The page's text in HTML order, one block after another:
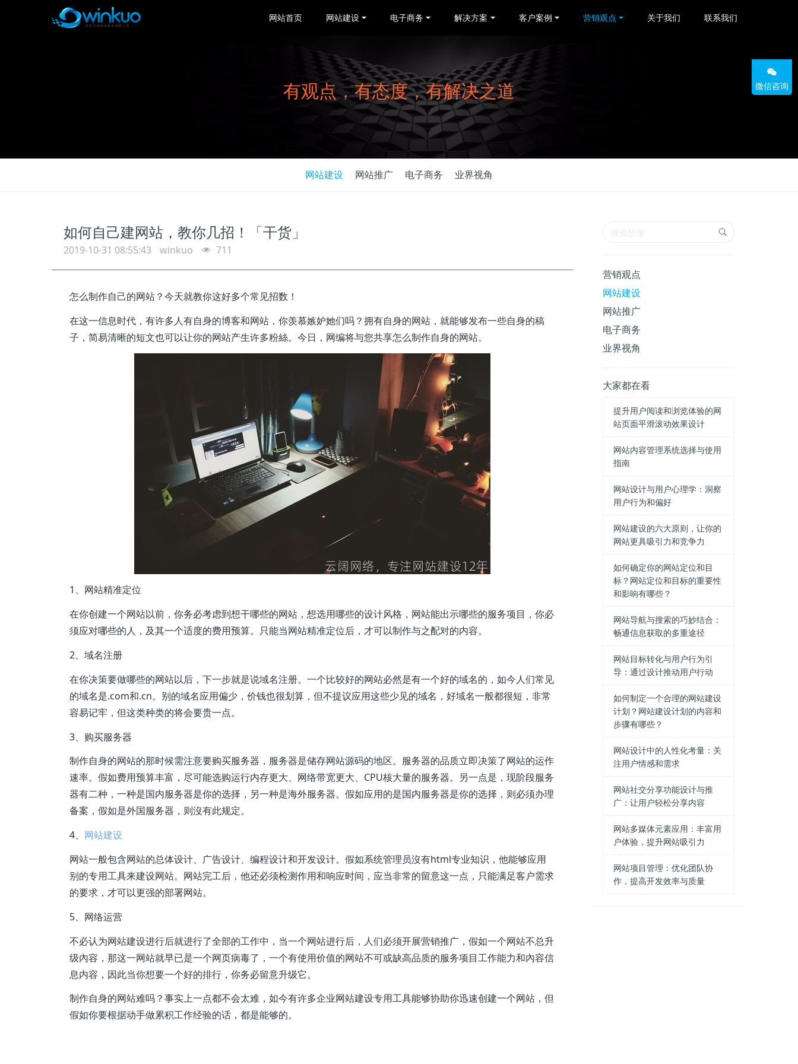
网站首页 网站建设 电子商务 解决方案 客户案例 营销观点 关于我们 联系我们
有观点，有态度，有解决之道
网站建设 网站推广 电子商务 业界视角
如何自己建网站，教你几招！「干货」
2019-10-31 08:55:43 winkuo 711
怎么制作自己的网站？今天就教你这好多个常见招数！
在这一信息时代，有许多人有自身的博客和网站，你羡慕嫉妒她们吗？拥有自身的网站，就能够发布一些自身的稿
子，简易清晰的短文也可以让你的网站产生许多粉絲。今日，网编将与您共享怎么制作自身的网站。
1、网站精准定位
在你创建一个网站以前，你务必考虑到想干哪些的网站，想选用哪些的设计风格，网站能出示哪些的服务项目，你必
须应对哪些的人，及其一个适度的费用预算。只能当网站精准定位后，才可以制作与之配对的内容。
2、域名注册
在你决策要做哪些的网站以后，下一步就是说域名注册。一个比较好的网站必然是有一个好的域名的，如今人们常见
的域名是.com和.cn。别的域名应用偏少，价钱也很划算，但不提议应用这些少见的域名，好域名一般都很短，非常
容易记牢，但这类种类的将会要贵一点。
3、购买服务器
制作自身的网站的那时候需注意要购买服务器，服务器是储存网站源码的地区。服务器的品质立即决策了网站的运作
速率。假如费用预算丰富，尽可能选购运行内存更大、网络带宽更大、CPU核大量的服务器。另一点是，现阶段服务
器有二种，一种是国内服务器是你的选择，另一种是海外服务器。假如应用的是国内服务器是你的选择，则必须办理
备案，假如是外国服务器，则沒有此规定。
4、 网站建设
网站一般包含网站的总体设计、广告设计、编程设计和开发设计。假如系统管理员沒有html专业知识，他能够应用
别的专用工具来建设网站。网站完工后，他还必须检测作用和响应时间，应当非常的留意这一点，只能满足客户需求
的要求，才可以更强的部署网站。
5、网络运营
不必认为网站建设进行后就进行了全部的工作中，当一个网站进行后，人们必须开展营销推广，假如一个网站不总升
级內容，那这一网站就早已是一个网页病毒了，一个有使用价值的网站不可或缺高品质的服务项目工作能力和內容信
息内容，因此当你想要一个好的排行，你务必留意升级它。
制作自身的网站难吗？事实上一点都不会太难，如今有许多企业网站建设专用工具能够协助你迅速创建一个网站，但
假如你要根据动手做累积工作经验的话，都是能够的。
营销观点
网站建设
网站推广
电子商务
业界视角
大家都在看
提升用户阅读和浏览体验的网
站页面平滑滚动效果设计
网站内容管理系统选择与使用
指南
网站设计与用户心理学：洞察
用户行为和偏好
网站建设的六大原则，让你的
网站更具吸引力和竞争力
如何确定你的网站定位和目
标？网站定位和目标的重要性
和影响有哪些？
网站导航与搜索的巧妙结合：
畅通信息获取的多重途径
网站目标转化与用户行为引
导：通过设计推动用户行动
如何制定一个合理的网站建设
计划？网站建设计划的内容和
步骤有哪些？
网站设计中的人性化考量：关
注用户情感和需求
网站社交分享功能设计与推
广：让用户轻松分享内容
网站多媒体元素应用：丰富用
户体验，提升网站吸引力
网站项目管理：优化团队协
作，提高开发效率与质量
微信咨询